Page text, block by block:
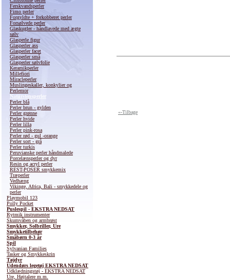
Ferskvandsperler
Fimo perler
Forgyldte + forkobberet perler
Forsølvede perler
Glaskugler - håndlavede med ægte
sølv
Glasperle figur
Glasperler ass
Glasperler facet
Glasperler små
Glasperler sølvfolie
Keramikperler
Millefiori
Miracleperler
Muslingeskaller, konkylier og
Perlemor
Naturstensperler
Perler blå
Perler brun - gylden
Perler grønne
Perler hvide
Perler lilla
Perler pink-rosa
Perler rød - gul -orange
Perler sort - grå
Perler turkis
Peruvianske perler håndmalede
Porcelænsperler og dyr
Resin og acryl perler
REST-POSER smykkemix
Træperler
Vedhæng
Vikinge, Africa, Bali - smykkedele og
perler
Playmobil 123
Polly Pocket
Puslespil - EKSTRA NEDSAT
Rytmik instrumenter
Skumvåben og armbrøst
Smykker, Solbriller, Ure
Smykketilbehør
Småbørn 0-3 år
Spil
Sylvanian Families
Tasker og Smykkeskrin
Tøjdyr
Udendørs legetøj EKSTRA NEDSAT
Udklædningstøj - EKSTRA NEDSAT
Ure, Højtalere m.m.
«-Tilbage